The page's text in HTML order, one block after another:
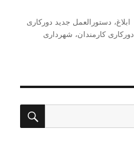
برچسب‌ها
ابلاغ، دستورالعمل جدید دورکاری
دورکاری کارمندان، شهرداری